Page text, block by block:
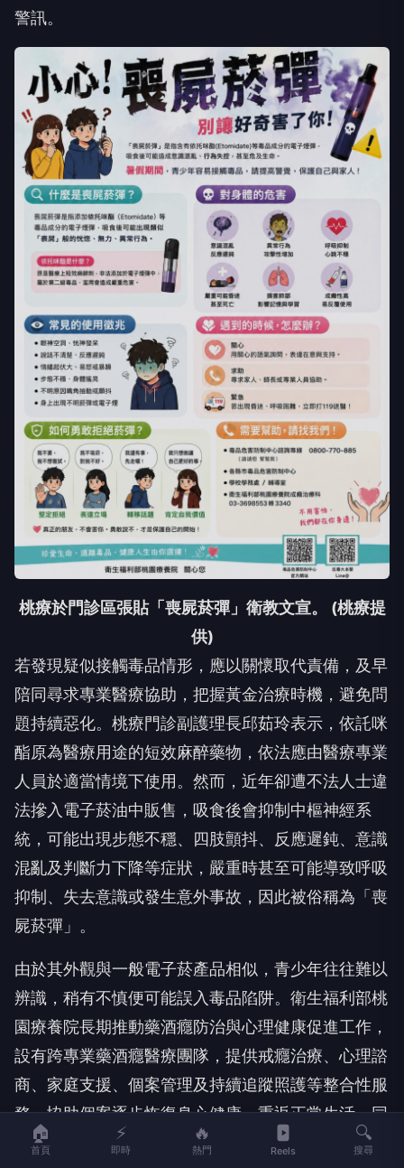
警訊。
桃療於門診區張貼「喪屍菸彈」衛教文宣。 (桃療提
供)
若發現疑似接觸毒品情形，應以關懷取代責備，及早
陪同尋求專業醫療協助，把握黃金治療時機，避免問
題持續惡化。桃療門診副護理長邱茹玲表示，依託咪
酯原為醫療用途的短效麻醉藥物，依法應由醫療專業
人員於適當情境下使用。然而，近年卻遭不法人士違
法摻入電子菸油中販售，吸食後會抑制中樞神經系
統，可能出現步態不穩、四肢顫抖、反應遲鈍、意識
混亂及判斷力下降等症狀，嚴重時甚至可能導致呼吸
抑制、失去意識或發生意外事故，因此被俗稱為「喪
屍菸彈」。
由於其外觀與一般電子菸產品相似，青少年往往難以
辨識，稍有不慎便可能誤入毒品陷阱。衛生福利部桃
園療養院長期推動藥酒癮防治與心理健康促進工作，
設有跨專業藥酒癮醫療團隊，提供戒癮治療、心理諮
商、家庭支援、個案管理及持續追蹤照護等整合性服
務，協助個案逐步恢復身心健康、重返正常生活。同
時持續深入校園及社區辦理反毒宣導，透過毒品危害
🏠
首頁
⚡
即時
🔥
熱門 Reels
🔍
搜尋